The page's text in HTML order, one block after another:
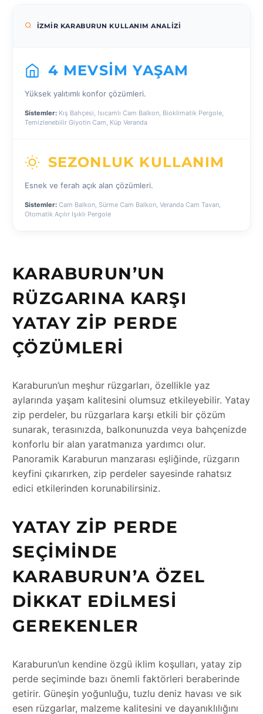
İZMIR KARABURUN KULLANIM ANALIZI
4 MEVSIM YAŞAM
Yüksek yalıtımlı konfor çözümleri.
Sistemler: Kış Bahçesi, Isıcamlı Cam Balkon, Bioklimatik Pergole,
Temizlenebilir Giyotin Cam, Küp Veranda
SEZONLUK KULLANIM
Esnek ve ferah açık alan çözümleri.
Sistemler: Cam Balkon, Sürme Cam Balkon, Veranda Cam Tavan,
Otomatik Açılır Işıklı Pergole
KARABURUN’UN
RÜZGARINA KARŞI
YATAY ZIP PERDE
ÇÖZÜMLERI
Karaburun’un meşhur rüzgarları, özellikle yaz
aylarında yaşam kalitesini olumsuz etkileyebilir. Yatay
zip perdeler, bu rüzgarlara karşı etkili bir çözüm
sunarak, terasınızda, balkonunuzda veya bahçenizde
konforlu bir alan yaratmanıza yardımcı olur.
Panoramik Karaburun manzarası eşliğinde, rüzgarın
keyfini çıkarırken, zip perdeler sayesinde rahatsız
edici etkilerinden korunabilirsiniz.
YATAY ZIP PERDE
SEÇIMINDE
KARABURUN’A ÖZEL
DIKKAT EDILMESI
GEREKENLER
Karaburun’un kendine özgü iklim koşulları, yatay zip
perde seçiminde bazı önemli faktörleri beraberinde
getirir. Güneşin yoğunluğu, tuzlu deniz havası ve sık
esen rüzgarlar, malzeme kalitesini ve dayanıklılığını